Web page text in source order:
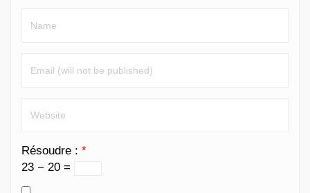
Résoudre : *
23 − 20 =